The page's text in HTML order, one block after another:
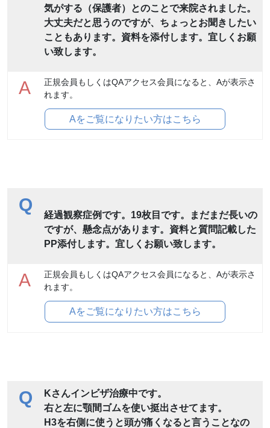
気がする（保護者）とのことで来院されました。
大丈夫だと思うのですが、ちょっとお聞きしたい
こともあります。資料を添付します。宜しくお願
い致します。
A
正規会員もしくはQAアクセス会員になると、Aが表示さ
れます。
Aをご覧になりたい方はこちら
Q
経過観察症例です。19枚目です。まだまだ長いの
ですが、懸念点があります。資料と質問記載した
PP添付します。宜しくお願い致します。
A
正規会員もしくはQAアクセス会員になると、Aが表示さ
れます。
Aをご覧になりたい方はこちら
Q
Kさんインビザ治療中です。
右と左に顎間ゴムを使い挺出させてます。
H3を右側に使うと頭が痛くなると言うことなの